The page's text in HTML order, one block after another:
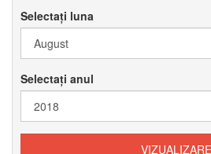
Selectați luna
Selectați anul